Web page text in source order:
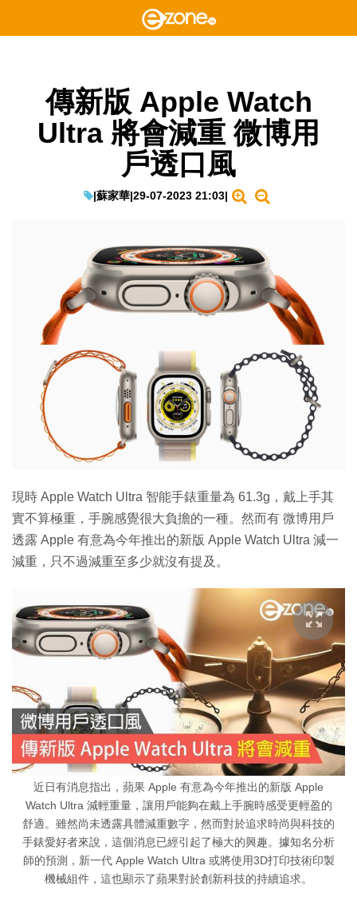
傳新版 Apple Watch
Ultra 將會減重 微博用
戶透口風
|蘇家華|29-07-2023 21:03|
現時 Apple Watch Ultra 智能手錶重量為 61.3g，戴上手其
實不算極重，手腕感覺很大負擔的一種。然而有 微博用戶
透露 Apple 有意為今年推出的新版 Apple Watch Ultra 減一
減重，只不過減重至多少就沒有提及。
近日有消息指出，蘋果 Apple 有意為今年推出的新版 Apple
Watch Ultra 減輕重量，讓用戶能夠在戴上手腕時感受更輕盈的
舒適。雖然尚未透露具體減重數字，然而對於追求時尚與科技的
手錶愛好者來說，這個消息已經引起了極大的興趣。據知名分析
師的預測，新一代 Apple Watch Ultra 或將使用3D打印技術印製
機械組件，這也顯示了蘋果對於創新科技的持續追求。